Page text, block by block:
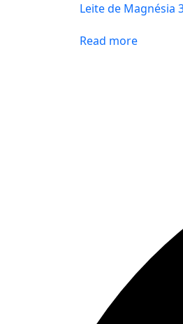
Leite de Magnésia
Read more